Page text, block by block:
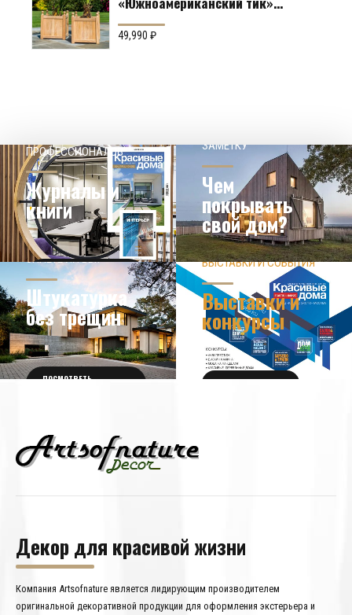
Производство: Англия
49,990₽
ПРОФЕССИОНАЛОВ
Журналы и
книги
НОВОСТИ ИЗ МИРА
ДИЗАЙНА
ЗАМЕТКУ
Чем
покрывать
свой дом?
УЗНАТЬ БОЛЬШЕ
ЗНАЕТЕ ЛИ ВЫ?
Штукатурка
без трещин
ПОСМОТРЕТЬ
ВЫСТАВКИ И СОБЫТИЯ
Выставки и
конкурсы
ПОЛУЧИТЬ БИЛЕТ
Декор для красивой жизни
Компания Artsofnature является лидирующим производителем
оригинальной декоративной продукции для оформления экстерьера и